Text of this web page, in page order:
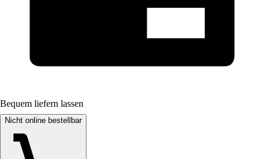
Bequem liefern lassen
Nicht online bestellbar